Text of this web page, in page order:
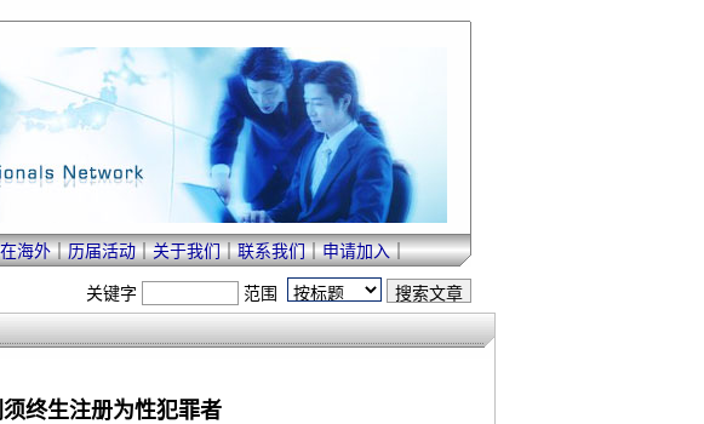
海外｜历届活动｜关于我们｜联系我们｜申请加入｜
关键字 范围
终生注册为性犯罪者